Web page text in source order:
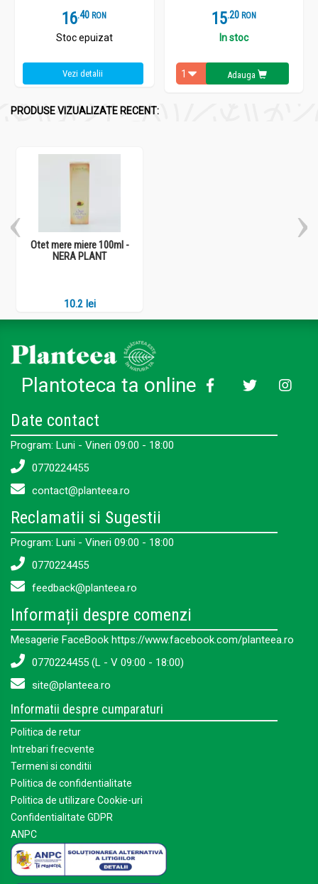
16.4 RON
Stoc epuizat
Vezi detalii
15.2 RON
In stoc
Adauga
PRODUSE VIZUALIZATE RECENT:
Otet mere miere 100ml -
NERA PLANT
10.2 lei
Plantoteca ta online
Date contact
Program: Luni - Vineri 09:00 - 18:00
0770224455
contact@planteea.ro
Reclamatii si Sugestii
Program: Luni - Vineri 09:00 - 18:00
0770224455
feedback@planteea.ro
Informații despre comenzi
Mesagerie FaceBook https://www.facebook.com/planteea.ro
0770224455 (L - V 09:00 - 18:00)
site@planteea.ro
Informatii despre cumparaturi
Politica de retur
Intrebari frecvente
Termeni si conditii
Politica de confidentialitate
Politica de utilizare Cookie-uri
Confidentialitate GDPR
ANPC